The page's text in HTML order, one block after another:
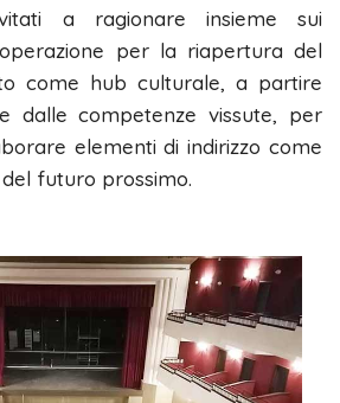
a ragionare insieme sui
per la riapertura del
come hub culturale, a partire
dalle competenze vissute, per
elementi di indirizzo come
futuro prossimo.